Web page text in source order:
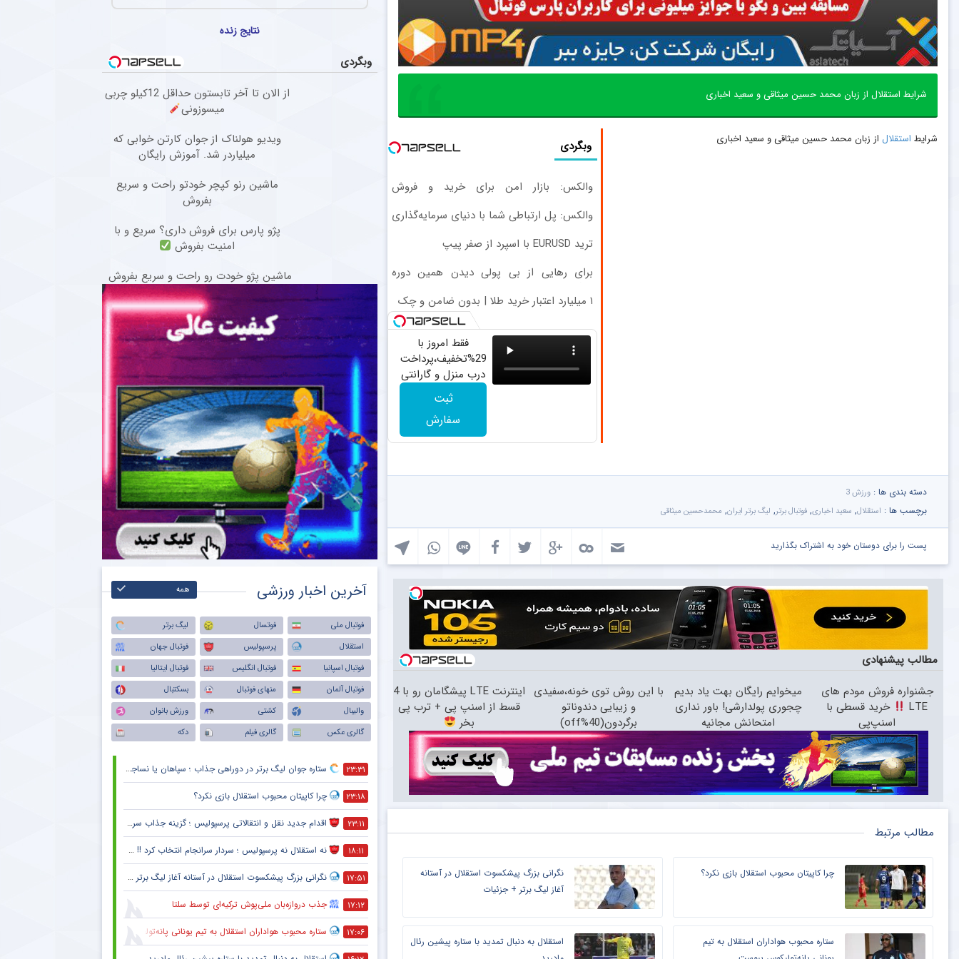
شرایط استقلال از زبان محمد حسین میثاقی و سعید اخباری
وبگردی
والکس: بازار امن برای خرید و فروش
والکس: پل ارتباطی شما با دنیای سرمایه‌گذاری
ترید EURUSD با اسپرد از صفر پیپ
برای رهایی از بی پولی دیدن همین دوره
۱ میلیارد اعتبار خرید طلا | بدون ضامن و چک
فقط امروز با
29%تخفیف،پرداخت
درب منزل و گارانتی
وات بخر
ثبت
سفارش
شرایط استقلال از زبان محمد حسین میثاقی و سعید اخباری
دسته بندی ها : ورزش 3
برچسب ها : استقلال, سعید اخباری, فوتبال برتر, لیگ برتر ایران, محمدحسین میثاقی
پست را برای دوستان خود به اشتراک بگذارید
مطالب پیشنهادی
جشنواره فروش مودم های
LTE
خرید قسطی با
اسنپ‌پی
میخوایم رایگان بهت یاد بدیم
چجوری پولدارشی! باور نداری
امتحانش مجانیه
با این روش توی خونه،سفیدی
و زیبایی دندوناتو
برگردون(40%off)
اینترنت LTE پیشگامان رو با 4
قسط از اسنپ پی + ترب پی
بخر
مطالب مرتبط
چرا کاپیتان محبوب استقلال بازی نکرد؟
نگرانی بزرگ پیشکسوت استقلال در آستانه
آغاز لیگ برتر + جزئیات
ستاره محبوب هواداران استقلال به تیم
استقلال به دنبال تمدید با ستاره پیشین رئال
جیمی گیتنس، ستاره چلسی، می‌گوید پیش از آغاز فصل جدید، اعتمادبه‌نفسش دوباره در حال بازگشت است
مدیران استقلال صدای اسطوره آبی ها را درآوردند + جزئیات
محمد نوری پیشکسوت استقلال گفت : استقلال به افراد دلسوز نیاز دارد نه افراد سود جو و منفعت طلب.
شرط جالب آندره‌آ کامبیاسو برای ترک یوونتوس
جووانی بیا، مدیر برنامه‌های آندره‌آ کامبیاسو، مدافع کناری یوونتوس و تیم ملی ایتالیا، در گفتگو
سرگیجه مهدی تارتار از این اتفاق جالب در پرسپولیس + عکس
بازیکنان خط میانی پرسپولیس، کار دشواری برای قرار گرفتن در ترکیب ثابت این تیم خواهند داشت.
نتایج زنده
وبگردی
از الان تا آخر تابستون حداقل 12کیلو چربی
میسوزونی
ویدیو هولناک از جوان کارتن خوابی که
میلیاردر شد. آموزش رایگان
ماشین رنو کپچر خودتو راحت و سریع
بفروش
پژو پارس برای فروش داری؟ سریع و با
امنیت بفروش
ماشین پژو خودت رو راحت و سریع بفروش
آخرین اخبار ورزشی همه
فوتبال ملی فوتسال
لیگ برتر
استقلال
پرسپولیس
فوتبال جهان
فوتبال اسپانیا
فوتبال انگلیس
فوتبال ایتالیا
فوتبال آلمان
منهای فوتبال
بسکتبال
والیبال
کشتی
ورزش بانوان
گالری عکس
گالری فیلم دکه
۲۳:۳۱ ستاره جوان لیگ برتر در دوراهی جذاب ؛ سپاهان یا نساجی ؟
۲۳:۱۸ چرا کاپیتان محبوب استقلال بازی نکرد؟
۲۳:۱۱ اقدام جدید نقل و انتقالاتی پرسپولیس ؛ گزینه جذاب سرخپوش می شود؟
۱۸:۱۱ نه استقلال نه پرسپولیس ؛ سردار سرانجام انتخاب کرد !! + جزئیات
۱۷:۵۱ نگرانی بزرگ پیشکسوت استقلال در آستانه آغاز لیگ برتر + جزئیات
۱۷:۱۲ جذب دروازه‌بان ملی‌پوش ترکیه‌ای توسط سلتا
۱۷:۰۶ ستاره محبوب هواداران استقلال به تیم یونانی پانه‌تولیکوس پیوست